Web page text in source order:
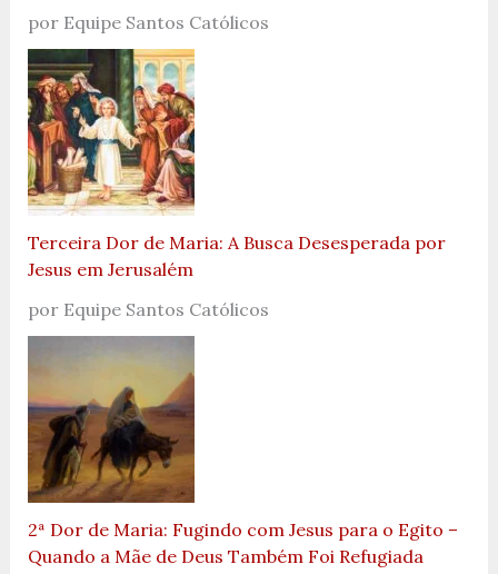
por Equipe Santos Católicos
Terceira Dor de Maria: A Busca Desesperada por
Jesus em Jerusalém
por Equipe Santos Católicos
2ª Dor de Maria: Fugindo com Jesus para o Egito –
Quando a Mãe de Deus Também Foi Refugiada